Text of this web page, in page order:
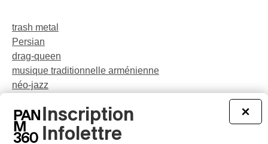
trash metal
Persian
drag-queen
musique traditionnelle arménienne
néo-jazz
théâtre musical
pop
×
Inscription
Infolettre